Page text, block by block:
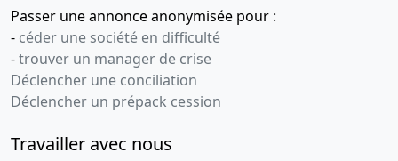
Passer une annonce anonymisée pour :
- céder une société en difficulté
-trouver un manager de crise
Déclencher une conciliation
Déclencher un prépack cession
Travailler avec nous